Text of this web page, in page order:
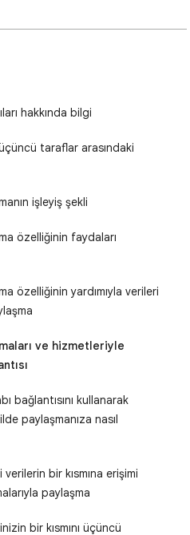
hakkında bilgi
taraflar arasındaki
işleyiş şekli
özelliğinin faydaları
özelliğinin yardımıyla verileri
ve hizmetleriyle
bağlantısını kullanarak
paylaşmanıza nasıl
bir kısmına erişimi
paylaşma
bir kısmını üçüncü